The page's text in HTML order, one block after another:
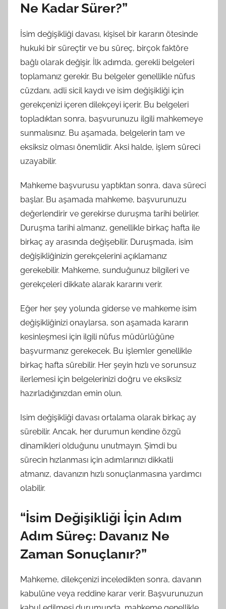
Ne Kadar Sürer?”
İsim değişikliği davası, kişisel bir kararın ötesinde
hukuki bir süreçtir ve bu süreç, birçok faktöre
bağlı olarak değişir. İlk adımda, gerekli belgeleri
toplamanız gerekir. Bu belgeler genellikle nüfus
cüzdanı, adli sicil kaydı ve isim değişikliği için
gerekçenizi içeren dilekçeyi içerir. Bu belgeleri
topladıktan sonra, başvurunuzu ilgili mahkemeye
sunmalısınız. Bu aşamada, belgelerin tam ve
eksiksiz olması önemlidir. Aksi halde, işlem süreci
uzayabilir.
Mahkeme başvurusu yaptıktan sonra, dava süreci
başlar. Bu aşamada mahkeme, başvurunuzu
değerlendirir ve gerekirse duruşma tarihi belirler.
Duruşma tarihi almanız, genellikle birkaç hafta ile
birkaç ay arasında değişebilir. Duruşmada, isim
değişikliğinizin gerekçelerini açıklamanız
gerekebilir. Mahkeme, sunduğunuz bilgileri ve
gerekçeleri dikkate alarak kararını verir.
Eğer her şey yolunda giderse ve mahkeme isim
değişikliğinizi onaylarsa, son aşamada kararın
kesinleşmesi için ilgili nüfus müdürlüğüne
başvurmanız gerekecek. Bu işlemler genellikle
birkaç hafta sürebilir. Her şeyin hızlı ve sorunsuz
ilerlemesi için belgelerinizi doğru ve eksiksiz
hazırladığınızdan emin olun.
Isim değişikliği davası ortalama olarak birkaç ay
sürebilir. Ancak, her durumun kendine özgü
dinamikleri olduğunu unutmayın. Şimdi bu
sürecin hızlanması için adımlarınızı dikkatli
atmanız, davanızın hızlı sonuçlanmasına yardımcı
olabilir.
“İsim Değişikliği İçin Adım
Adım Süreç: Davanız Ne
Zaman Sonuçlanır?”
Mahkeme, dilekçenizi inceledikten sonra, davanın
kabulüne veya reddine karar verir. Başvurunuzun